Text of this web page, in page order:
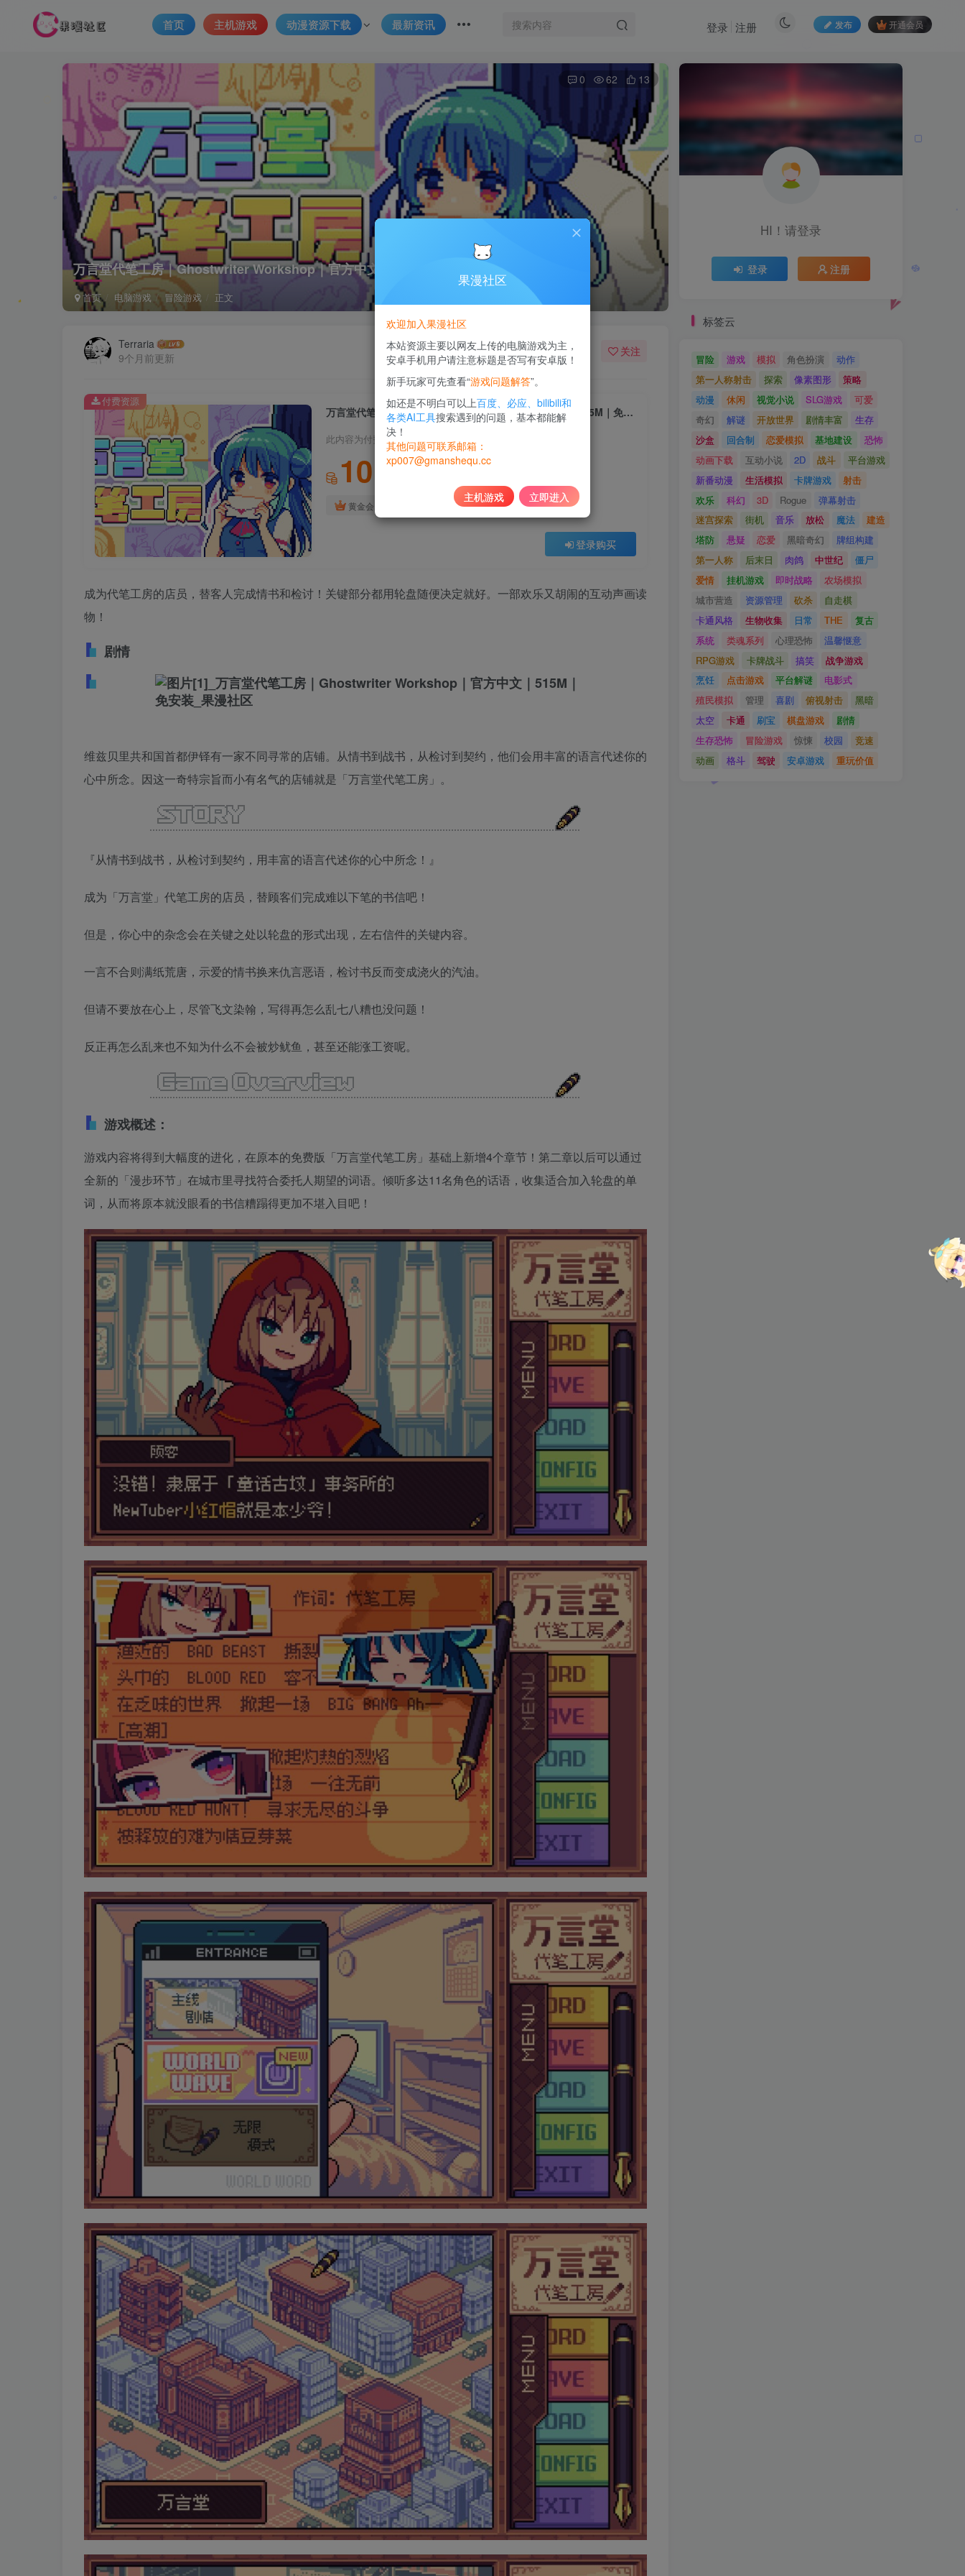
首页 主机游戏 动漫资源下载 最新资讯 发布 开通会员
登录 注册
万言堂代笔工房｜Ghostwriter Workshop｜官方中文｜515M｜免安装
首页 电脑游戏 冒险游戏 正文
0 62 13
Terraria
9个月前更新
关注
万言堂代笔工房｜Ghostwriter Workshop｜官方中文｜515M｜免安装
此内容为付费资源，请付费后查看
10
黄金会员
登录购买
付费资源
成为代笔工房的店员，替客人完成情书和检讨！关键部分都用轮盘随便决定就好。一部欢乐又胡闹的互动声画读
物！
剧情
维兹贝里共和国首都伊铎有一家不同寻常的店铺。从情书到战书，从检讨到契约，他们会用丰富的语言代述你的
心中所念。因这一奇特宗旨而小有名气的店铺就是「万言堂代笔工房」。
『从情书到战书，从检讨到契约，用丰富的语言代述你的心中所念！』
成为「万言堂」代笔工房的店员，替顾客们完成难以下笔的书信吧！
但是，你心中的杂念会在关键之处以轮盘的形式出现，左右信件的关键内容。
一言不合则满纸荒唐，示爱的情书换来仇言恶语，检讨书反而变成浇火的汽油。
但请不要放在心上，尽管飞文染翰，写得再怎么乱七八糟也没问题！
反正再怎么乱来也不知为什么不会被炒鱿鱼，甚至还能涨工资呢。
游戏概述：
游戏内容将得到大幅度的进化，在原本的免费版「万言堂代笔工房」基础上新增4个章节！第二章以后可以通过
全新的「漫步环节」在城市里寻找符合委托人期望的词语。倾听多达11名角色的话语，收集适合加入轮盘的单
词，从而将原本就没眼看的书信糟蹋得更加不堪入目吧！
HI！请登录
登录 注册
标签云
冒险 游戏 模拟 角色扮演
动作
第一人称射击
探索 像素图形
策略
动漫
休闲 视觉小说 SLG游戏
可爱
奇幻
解谜 开放世界 剧情丰富
生存
沙盒
回合制 恋爱模拟 基地建设
恐怖
动画下载
互动小说 2D 战斗
平台游戏
新番动漫
生活模拟 卡牌游戏
射击
欢乐
科幻 3D Rogue
弹幕射击
迷宫探索
街机 音乐 放松 魔法
建造
塔防
悬疑 恋爱 黑暗奇幻
牌组构建
第一人称
后末日 肉鸽 中世纪
僵尸
爱情
挂机游戏 即时战略
农场模拟
城市营造
资源管理 砍杀
自走棋
卡通风格
生物收集 日常 THE
复古
系统
类魂系列 心理恐怖
温馨惬意
RPG游戏
卡牌战斗 搞笑
战争游戏
烹饪
点击游戏 平台解谜
电影式
殖民模拟
管理 喜剧 俯视射击
黑暗
太空
卡通 刷宝 棋盘游戏
剧情
生存恐怖
冒险游戏 惊悚 校园
竞速
动画
格斗 驾驶 安卓游戏 重玩价值
果漫社区
欢迎加入果漫社区
本站资源主要以网友上传的电脑游戏为主，
安卓手机用户请注意标题是否写有安卓版！
新手玩家可先查看“游戏问题解答”。
如还是不明白可以上百度、必应、bilibili和
各类AI工具搜索遇到的问题，基本都能解
决！
其他问题可联系邮箱：
xp007@gmanshequ.cc
主机游戏 立即进入